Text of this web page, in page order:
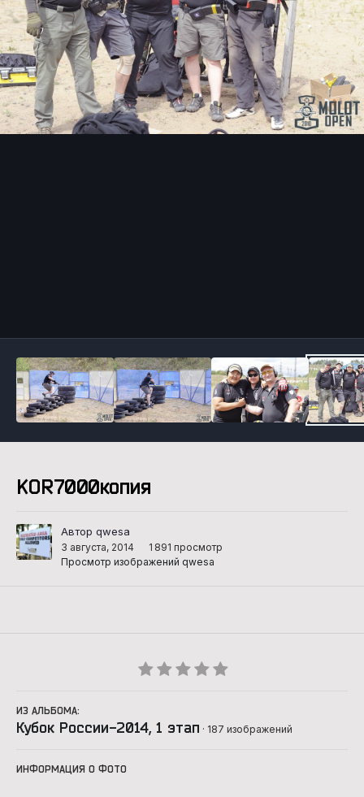
KOR7000копия
Автор qwesa
3 августа, 2014
1 891 просмотр
Просмотр изображений qwesa
ИЗ АЛЬБОМА:
Кубок России-2014, 1 этап · 187 изображений
ИНФОРМАЦИЯ О ФОТО